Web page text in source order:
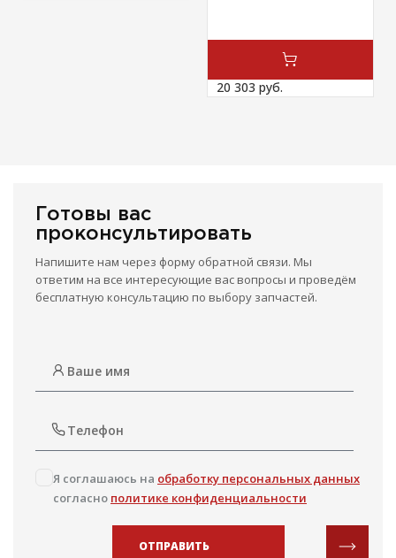
20 303 руб.
Готовы вас
проконсультировать
Напишите нам через форму обратной связи. Мы
ответим на все интересующие вас вопросы и проведём
бесплатную консультацию по выбору запчастей.
Я соглашаюсь на обработку персональных данных
согласно политике конфиденциальности
ОТПРАВИТЬ